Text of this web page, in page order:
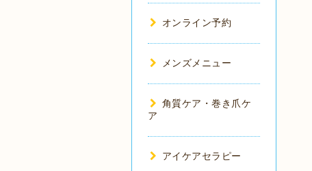
オンライン予約
メンズメニュー
角質ケア・巻き爪ケ
ア
アイケアセラピー